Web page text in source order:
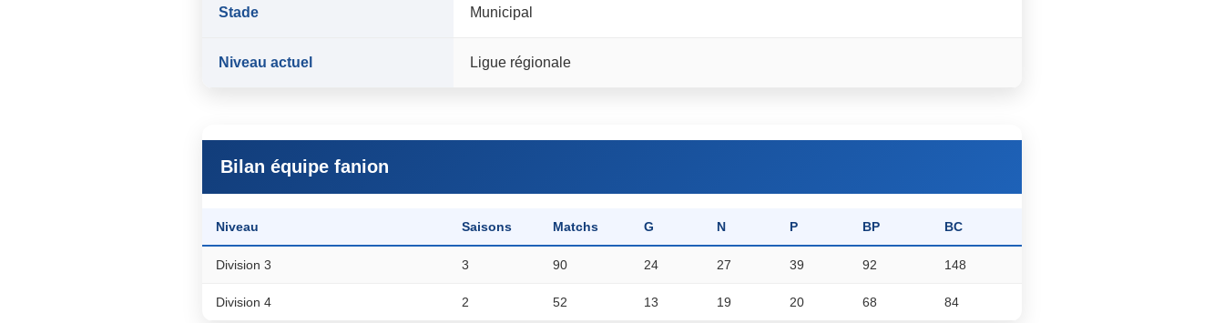
Stade Municipal
Niveau actuel Ligue régionale
Bilan équipe fanion
Niveau Saisons Matchs G N P BP BC
Division 3 3 90 24 27 39 92 148
Division 4 2 52 13 19 20 68 84